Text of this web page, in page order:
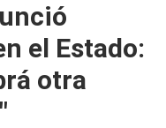
el Estado:
otra